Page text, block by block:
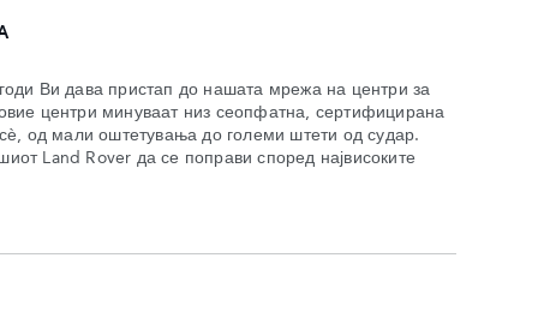
Ви дава пристап до нашата мрежа на центри за
центри минуваат низ сеопфатна, сертифицирана
од мали оштетувања до големи штети од судар.
Land Rover да се поправи според највисоките